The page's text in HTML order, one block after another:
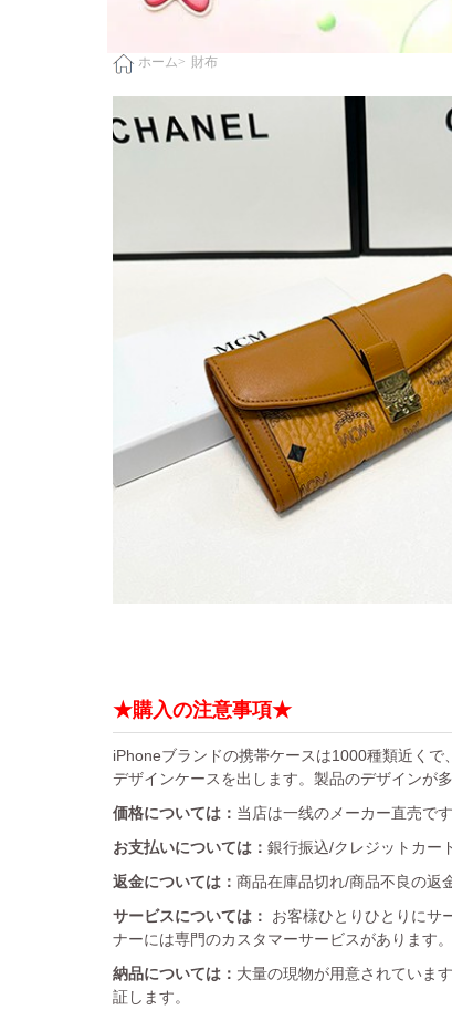
ホーム> 財布
★購入の注意事項★
iPhoneブランドの携帯ケースは1000種類近く
デザインケースを出します。製品のデザインが
価格については： 当店は一线のメーカー直売で
お支払いについては： 銀行振込/クレジットカー
返金については： 商品在庫品切れ/商品不良の返
サービスについては：
お客様ひとりひとりにサ
ナーには専門のカスタマーサービスがあります
納品については： 大量の現物が用意されていま
証します。